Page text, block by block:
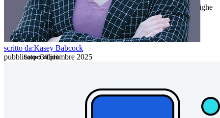
Sblocca le funzionalità passkey e molto altro con poche righe
di codice
Documentazione per sviluppatori
Scopri di più
scritto da:Kasey Babcock
pubblicato:3 dicembre 2025